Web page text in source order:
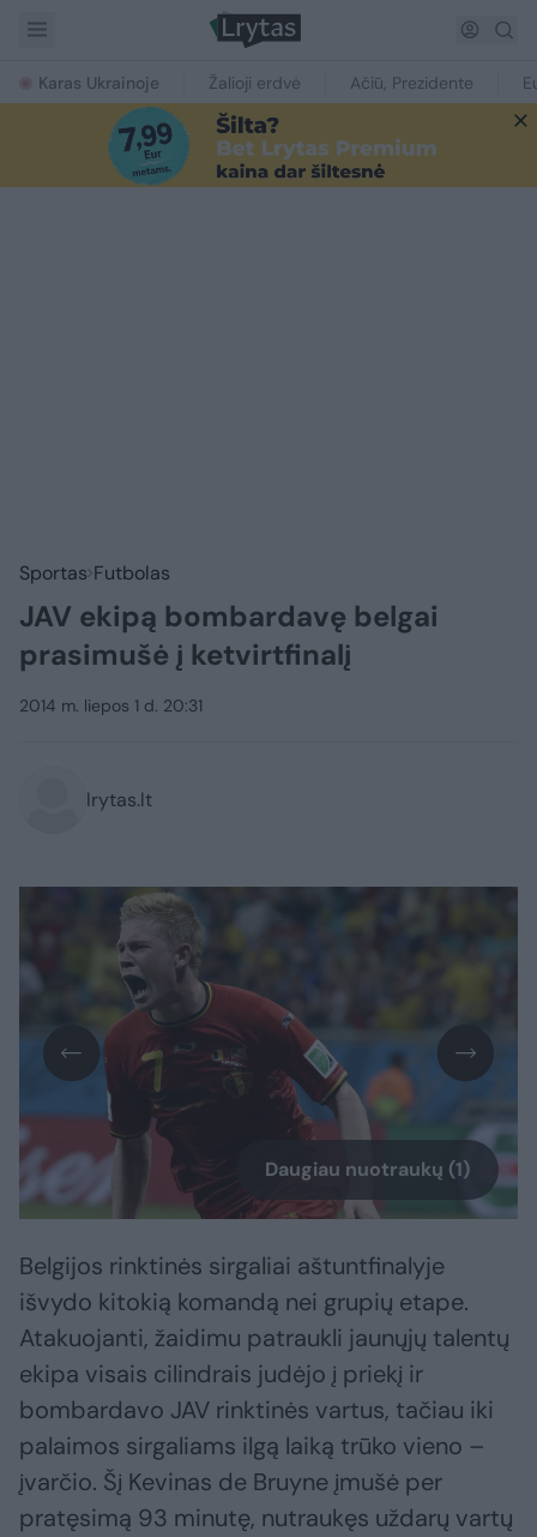
Karas Ukrainoje Žalioji erdvė Ačiū, Prezidente
Sportas Futbolas
JAV ekipą bombardavę belgai
prasimušė į ketvirtfinalį
2014 m. liepos 1 d. 20:31
lrytas.lt
Daugiau nuotraukų (1)
Belgijos rinktinės sirgaliai aštuntfinalyje
išvydo kitokią komandą nei grupių etape.
Atakuojanti, žaidimu patraukli jaunųjų talentų
ekipa visais cilindrais judėjo į priekį ir
bombardavo JAV rinktinės vartus, tačiau iki
palaimos sirgaliams ilgą laiką trūko vieno –
įvarčio. Šį Kevinas de Bruyne įmušė per
pratęsimą 93 minutę, nutraukęs uždarų vartų